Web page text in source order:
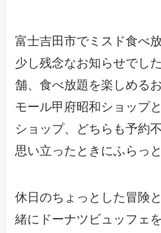
富士吉田市でミスド食べ
少し残念なお知らせでし
舗、食べ放題を楽しめる
モール甲府昭和ショップ
ショップ、どちらも予約
思い立ったときにふらっ
休日のちょっとした冒険
緒にドーナツビュッフェ